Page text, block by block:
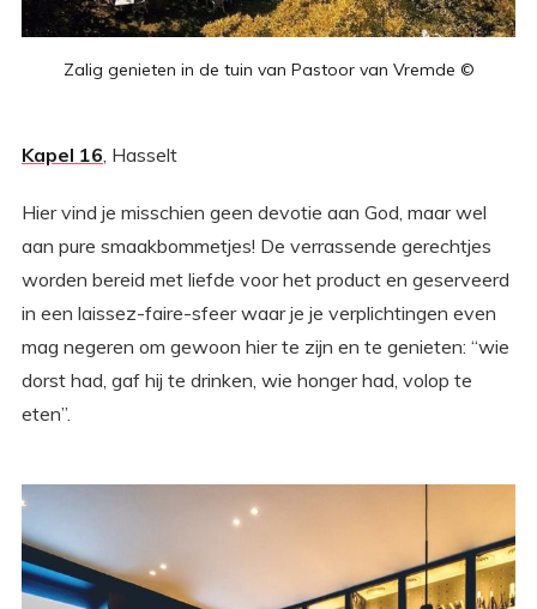
Zalig genieten in de tuin van Pastoor van Vremde ©
Kapel 16 , Hasselt
Hier vind je misschien geen devotie aan God, maar wel
aan pure smaakbommetjes! De verrassende gerechtjes
worden bereid met liefde voor het product en geserveerd
in een laissez-faire-sfeer waar je je verplichtingen even
mag negeren om gewoon hier te zijn en te genieten: “wie
dorst had, gaf hij te drinken, wie honger had, volop te
eten”.